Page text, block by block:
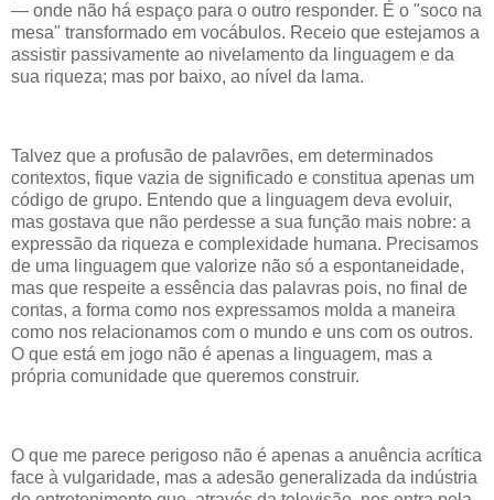
— onde não há espaço para o outro responder. É o "soco na
mesa" transformado em vocábulos. Receio que estejamos a
assistir passivamente ao nivelamento da linguagem e da
sua riqueza; mas por baixo, ao nível da lama.
Talvez que a profusão de palavrões, em determinados
contextos, fique vazia de significado e constitua apenas um
código de grupo. Entendo que a linguagem deva evoluir,
mas gostava que não perdesse a sua função mais nobre: a
expressão da riqueza e complexidade humana. Precisamos
de uma linguagem que valorize não só a espontaneidade,
mas que respeite a essência das palavras pois, no final de
contas, a forma como nos expressamos molda a maneira
como nos relacionamos com o mundo e uns com os outros.
O que está em jogo não é apenas a linguagem, mas a
própria comunidade que queremos construir.
O que me parece perigoso não é apenas a anuência acrítica
face à vulgaridade, mas a adesão generalizada da indústria